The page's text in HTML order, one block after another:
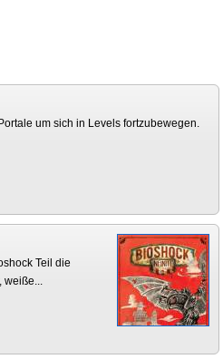
um sich in Levels fortzubewegen.
Teil die
weiße...